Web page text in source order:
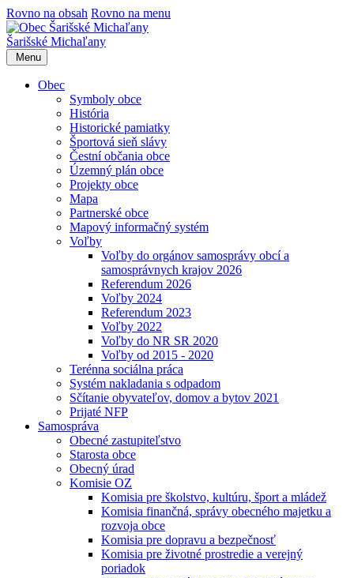
Rovno na obsah Rovno na menu
Šarišské Michaľany
Menu
Obec
Symboly obce
História
Historické pamiatky
Športová sieň slávy
Čestní občania obce
Územný plán obce
Projekty obce
Mapa
Partnerské obce
Mapový informačný systém
Voľby
Voľby do orgánov samosprávy obcí a
samosprávnych krajov 2026
Referendum 2026
Voľby 2024
Referendum 2023
Voľby 2022
Voľby do NR SR 2020
Voľby od 2015 - 2020
Terénna sociálna práca
Systém nakladania s odpadom
Sčítanie obyvateľov, domov a bytov 2021
Prijaté NFP
Samospráva
Obecné zastupiteľstvo
Starosta obce
Obecný úrad
Komisie OZ
Komisia pre školstvo, kultúru, šport a mládež
Komisia finančná, správy obecného majetku a
rozvoja obce
Komisia pre dopravu a bezpečnosť
Komisia pre životné prostredie a verejný
poriadok